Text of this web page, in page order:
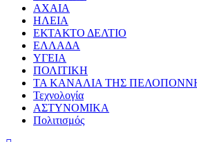
ΑΧΑΙΑ
ΗΛΕΙΑ
ΕΚΤΑΚΤΟ ΔΕΛΤΙΟ
ΕΛΛΑΔΑ
ΥΓΕΙΑ
ΠΟΛΙΤΙΚΗ
ΤΑ ΚΑΝΑΛΙΑ ΤΗΣ
Τεχνολογία
ΑΣΤΥΝΟΜΙΚΑ
Πολιτισμός